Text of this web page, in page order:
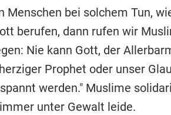
Menschen bei solchem Tun,
berufen, dann rufen wir
Nie kann Gott, der
Prophet oder unser
werden." Muslime
unter Gewalt leide.